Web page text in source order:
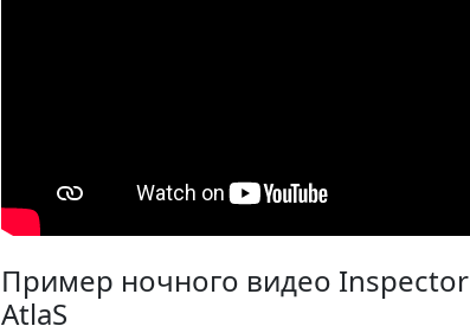
Пример ночного видео Inspector
AtlaS